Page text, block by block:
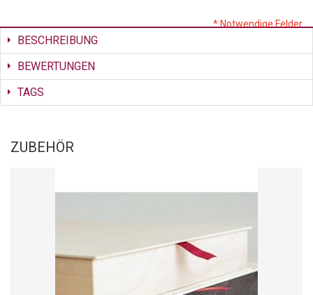
* Notwendige Felder
BESCHREIBUNG
BEWERTUNGEN
TAGS
ZUBEHÖR